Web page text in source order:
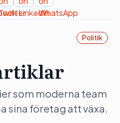
Politik
som moderna team
sina företag att växa.